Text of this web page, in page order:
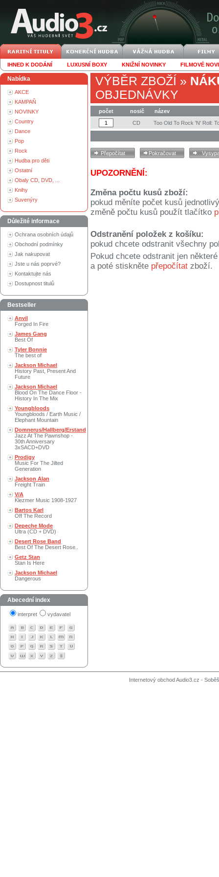
IHNED K DODÁNÍ LUXUSNÍ BOXY KNIŽNÍ NOVINKY FILMOVÉ
Nabídka
AKCE
KAMPAŇ
NOVINKY
Country
Dance
Pop
Rock
Hudba pro děti
Ostatní
Obaly CD, DVD, ...
Knihy
Suvenýry
Důležité informace
Ochrana osobních údajů
Obchodní podmínky
Jak nakupovat
Jste u nás poprvé?
Kontaktujte nás
Dostupnost titulů
Bestseller
Anvil
Forged In Fire
James Gang
Best Of
Tyler Bonnie
The best of
Jackson Michael
History Past, Present And
Future
Jackson Michael
Blood On The Dance Floor -
History In The Mix
Youngbloods
Youngbloods / Earth Music /
Elephant Mountain
Domnerus/Hallberg/Erstand
Jazz At The Pawnshop -
30th Anniversary
3xSACD+DVD
Prodigy
Music For The Jilted
Generation
Jackson Alan
Freight Train
V/A
Klezmer Music 1908-1927
Bartos Karl
Off The Record
Depeche Mode
Ultra (CD + DVD)
Desert Rose Band
Best Of The Desert Rose..
Getz Stan
Stan Is Here
Jackson Michael
Dangerous
Abecední index
interpret vydavatel
VÝBĚR ZBOŽÍ »
OBJEDNÁVKY
počet nosič
název
CD
Too Old To Rock 'N' Roll:
UPOZORNĚNÍ:
Změna počtu kusů zboží:
pokud měníte počet kusů
změně počtu kusů použít tlačítko
Odstranění položek z košíku:
pokud chcete odstranit všechny
Pokud chcete odstranit jen
a poté stiskněte přepočítat zboží.
Internetový obchod Audio3.cz -